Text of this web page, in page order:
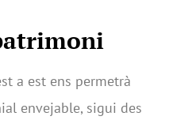
a est ens permetrà
envejable, sigui des